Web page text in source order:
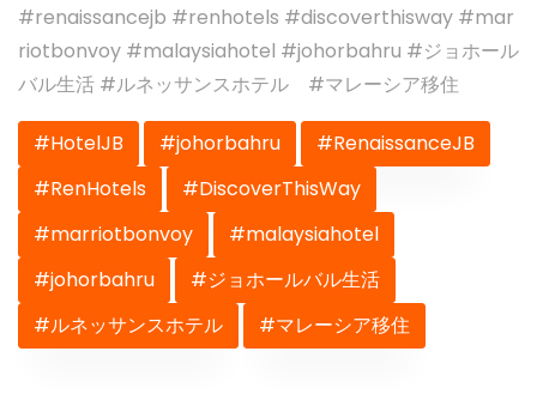
#renaissancejb #renhotels #discoverthisway #mar
riotbonvoy #malaysiahotel #johorbahru #ジョホール
バル生活 #ルネッサンスホテル #マレーシア移住
#HotelJB #johorbahru
#RenaissanceJB
#RenHotels
#DiscoverThisWay
#marriotbonvoy
#malaysiahotel
#johorbahru
#ジョホールバル生活
#ルネッサンスホテル
#マレーシア移住